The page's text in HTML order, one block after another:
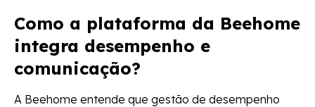
Como a plataforma da Beehome
integra desempenho e
comunicação?
A Beehome entende que gestão de desempenho